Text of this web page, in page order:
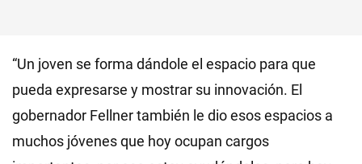
“Un joven se forma dándole el espacio para que
pueda expresarse y mostrar su innovación. El
gobernador Fellner también le dio esos espacios a
muchos jóvenes que hoy ocupan cargos